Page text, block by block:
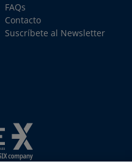
FAQs
Contacto
Suscríbete al Newsletter